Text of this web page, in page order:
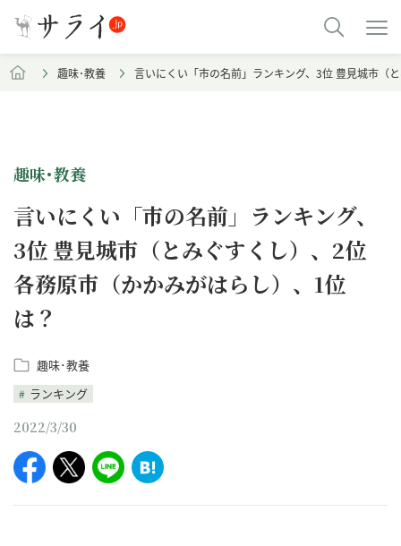
趣味･教養 言いにくい「市の名前」ランキング、3位 豊見城市（
趣味･教養
言いにくい「市の名前」ランキング、
3位 豊見城市（とみぐすくし）、2位
各務原市（かかみがはらし）、1位
は？
趣味･教養
ランキング
2022/3/30